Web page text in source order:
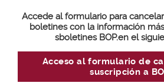
Accede al formulario para
boletines con la información
sboletines BOP.en el
Acceso al formulario de
suscripción a